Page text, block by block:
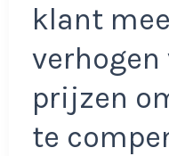
klant
verhogen
prijzen
te